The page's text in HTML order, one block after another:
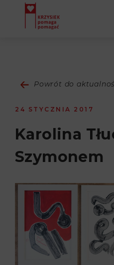
NAPISALI O NAS
GALERIA
DZIAŁALNOŚĆ
NASI BENEFICJENCI
SULEJMAN
WYDARZENIA
KONTAKT
REJESTRACJA
Powrót do
24 STYCZNIA 2017
Karolina
Szymonem